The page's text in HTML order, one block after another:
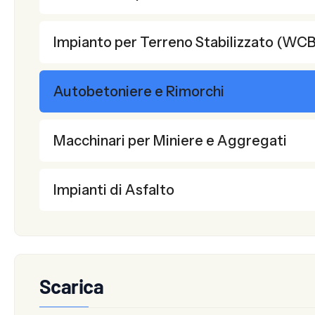
Impianto per Terreno Stabilizzato
Autobetoniere e Rimorchi
Macchinari per Miniere e Aggregati
Impianti di Asfalto
Scarica